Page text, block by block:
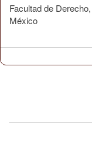
Facultad de
México